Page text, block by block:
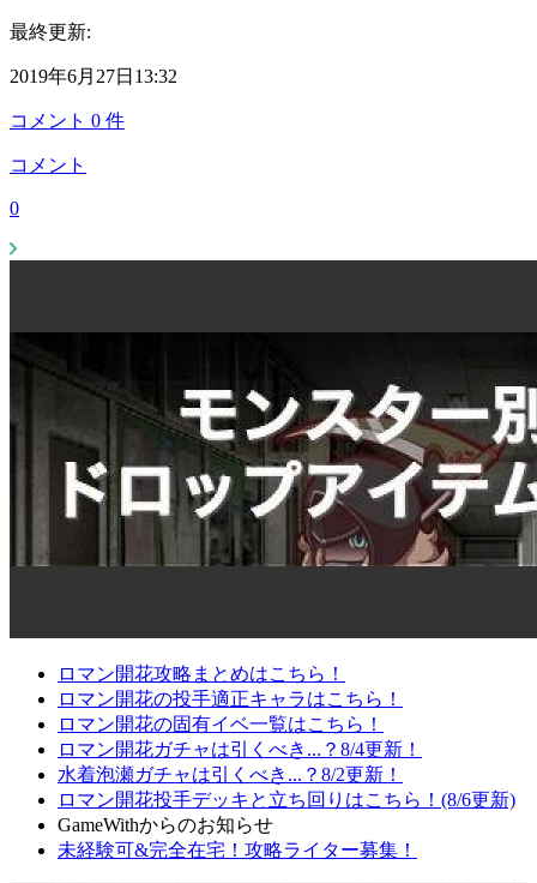
最終更新:
2019年6月27日13:32
コメント 0 件
コメント
0
ロマン開花攻略まとめはこちら！
ロマン開花の投手適正キャラはこちら！
ロマン開花の固有イベ一覧はこちら！
ロマン開花ガチャは引くべき...？8/4更新！
水着泡瀬ガチャは引くべき...？8/2更新！
ロマン開花投手デッキと立ち回りはこちら！(8/6更新)
GameWithからのお知らせ
未経験可&完全在宅！攻略ライター募集！